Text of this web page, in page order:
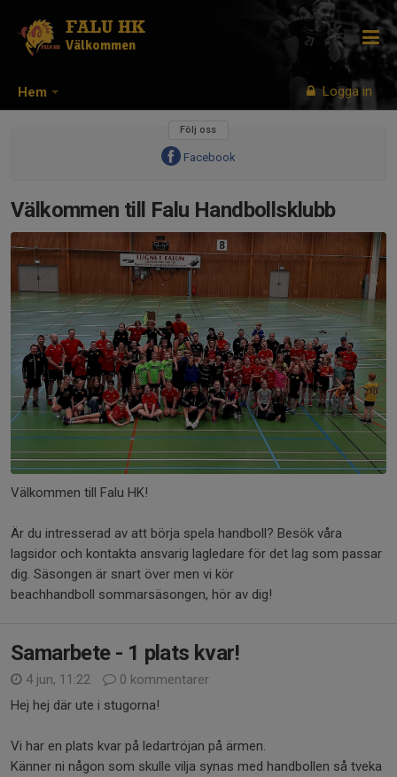
Hem Logga in
FALU HK
Välkommen
Följ oss
Facebook
Välkommen till Falu Handbollsklubb
Välkommen till Falu HK!
Är du intresserad av att börja spela handboll? Besök våra
lagsidor och kontakta ansvarig lagledare för det lag som passar
dig. Säsongen är snart över men vi kör
beachhandboll sommarsäsongen, hör av dig!
Samarbete - 1 plats kvar!
4 jun, 11:22
0 kommentarer
Hej hej där ute i stugorna!
Vi har en plats kvar på ledartröjan på ärmen.
Känner ni någon som skulle vilja synas med handbollen så tveka